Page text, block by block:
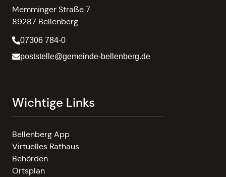
Memminger Straße 7
89287 Bellenberg
07306 784-0
poststelle@gemeinde-bellenberg.de
Wichtige Links
Bellenberg App
Virtuelles Rathaus
Behörden
Ortsplan